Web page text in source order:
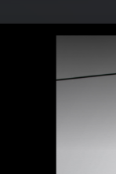
Berger